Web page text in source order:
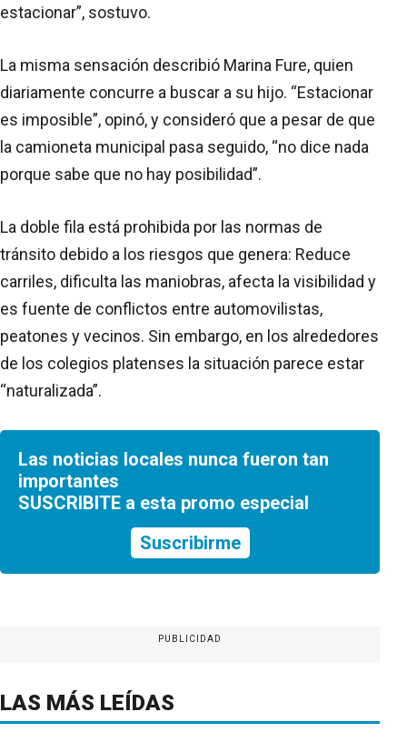
estacionar”, sostuvo.
La misma sensación describió Marina Fure, quien
diariamente concurre a buscar a su hijo. “Estacionar
es imposible”, opinó, y consideró que a pesar de que
la camioneta municipal pasa seguido, “no dice nada
porque sabe que no hay posibilidad”.
La doble fila está prohibida por las normas de
tránsito debido a los riesgos que genera: Reduce
carriles, dificulta las maniobras, afecta la visibilidad y
es fuente de conflictos entre automovilistas,
peatones y vecinos. Sin embargo, en los alrededores
de los colegios platenses la situación parece estar
“naturalizada”.
Las noticias locales nunca fueron tan
importantes
SUSCRIBITE a esta promo especial
Suscribirme
PUBLICIDAD
LAS MÁS LEÍDAS